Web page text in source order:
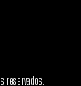
reservados.